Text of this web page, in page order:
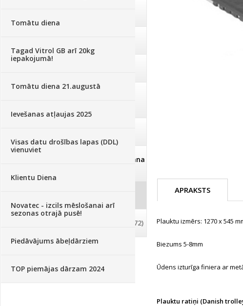
Tomātu diena
Tagad Vitrol GB arī 20kg
iepakojumā!
Tomātu diena 21.augustā
Ievešanas atļaujas 2025
Visas datu drošības lapas (DDL)
vienuviet
Klientu Diena
Novatec - izcils mēslošanai arī
sezonas otrajā pusē!
Piedāvājums ābeļdārziem
TOP piemājas dārzam 2024
Dezinfekcija, tīrīšana, mazgāšana
(72)
APRAKSTS
Plauktu izmērs: 1270 x 545
Biezums 5-8mm
Ūdens izturīga finiera ar
Plauktu ratiņi (Danish